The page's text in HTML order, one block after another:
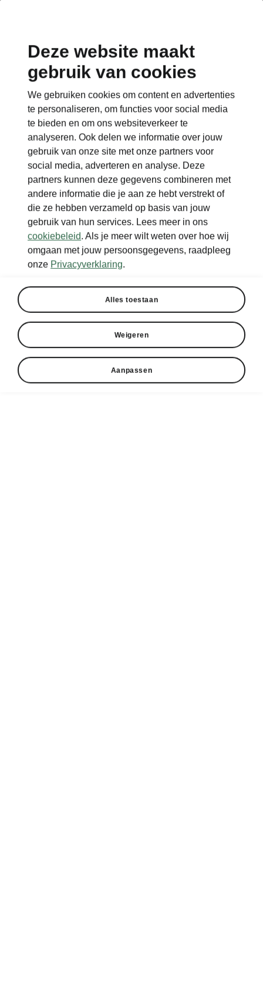
Deze website maakt
gebruik van cookies
We gebruiken cookies om content en advertenties
te personaliseren, om functies voor social media
te bieden en om ons websiteverkeer te
analyseren. Ook delen we informatie over jouw
gebruik van onze site met onze partners voor
social media, adverteren en analyse. Deze
partners kunnen deze gegevens combineren met
andere informatie die je aan ze hebt verstrekt of
die ze hebben verzameld op basis van jouw
gebruik van hun services. Lees meer in ons
cookiebeleid. Als je meer wilt weten over hoe wij
omgaan met jouw persoonsgegevens, raadpleeg
onze Privacyverklaring.
Alles toestaan
Weigeren
Aanpassen